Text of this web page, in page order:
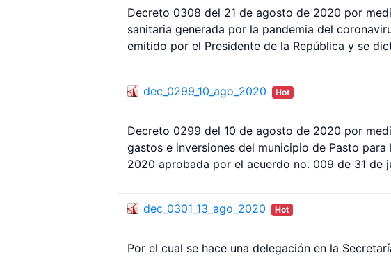
Decreto 0308 del 21 de agosto de 2020 por
sanitaria generada por la pandemia del
emitido por el Presidente de la República y se
dec_0299_10_ago_2020 Hot
Decreto 0299 del 10 de agosto de 2020 por
gastos e inversiones del municipio de Pasto
2020 aprobada por el acuerdo no. 009 de 31 de
dec_0301_13_ago_2020 Hot
Por el cual se hace una delegación en la